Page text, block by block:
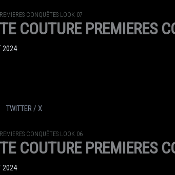
CONQUÊTES LOOK 07
COUTURE PREMIERES
2024
TWITTER / X
CONQUÊTES LOOK 06
COUTURE PREMIERES
2024